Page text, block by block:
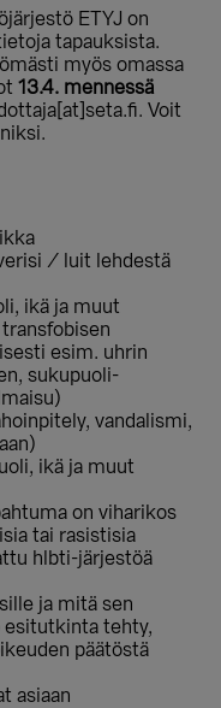
ETYJ on
tapauksista.
myös omassa
13.4. mennessä
Voit
/ luit lehdestä
ikä ja muut
esim. uhrin
sukupuoli-
vandalismi,
ikä ja muut
on viharikos
tai rasistisia
hlbti-järjestöä
ja mitä sen
esitutkinta tehty,
päätöstä
asiaan